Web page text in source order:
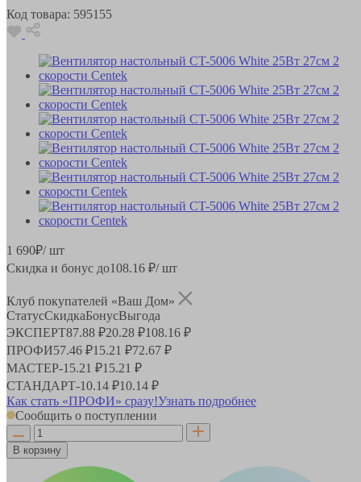
Код товара: 595155
1 690₽/ шт
Скидка и бонус до108.16 ₽/ шт
Клуб покупателей «Ваш Дом»
СтатусСкидкаБонусВыгода
ЭКСПЕРТ87.88 ₽20.28 ₽108.16 ₽
ПРОФИ57.46 ₽15.21 ₽72.67 ₽
МАСТЕР-15.21 ₽15.21 ₽
СТАНДАРТ-10.14 ₽10.14 ₽
Как стать «ПРОФИ» сразу!Узнать подробнее
Сообщить о поступлении
В корзину